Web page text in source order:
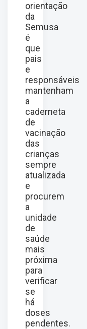
orientação
da
Semusa
é
que
pais
e
responsáveis
mantenham
a
caderneta
de
vacinação
das
crianças
sempre
atualizada
e
procurem
a
unidade
de
saúde
mais
próxima
para
verificar
se
há
doses
pendentes.